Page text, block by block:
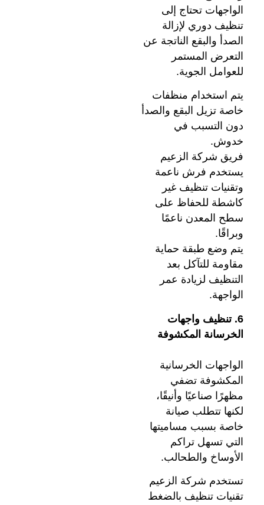
الواجهات تحتاج إلى
تنظيف دوري لإزالة
الصدأ والبقع الناتجة عن
التعرض المستمر
للعوامل الجوية.
يتم استخدام منظفات
خاصة تزيل البقع والصدأ
دون التسبب في
خدوش.
فريق شركة الزعيم
يستخدم فرش ناعمة
وتقنيات تنظيف غير
كاشطة للحفاظ على
سطح المعدن ناعمًا
وبراقًا.
يتم وضع طبقة حماية
مقاومة للتآكل بعد
التنظيف لزيادة عمر
الواجهة.
6. تنظيف واجهات
الخرسانة المكشوفة
الواجهات الخرسانية
المكشوفة تضفي
مظهرًا صناعيًا وأنيقًا،
لكنها تتطلب صيانة
خاصة بسبب مساميتها
التي تسهل تراكم
الأوساخ والطحالب.
تستخدم شركة الزعيم
تقنيات تنظيف بالضغط